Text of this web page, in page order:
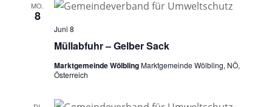
MO.
8
Müllabfuhr – Gelber Sack
Juni 8
Marktgemeinde WölblingMarktgemeinde Wölbling, NÖ,
Österreich